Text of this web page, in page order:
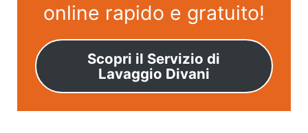
online rapido e gratuito!
Scopri il Servizio di
Lavaggio Divani